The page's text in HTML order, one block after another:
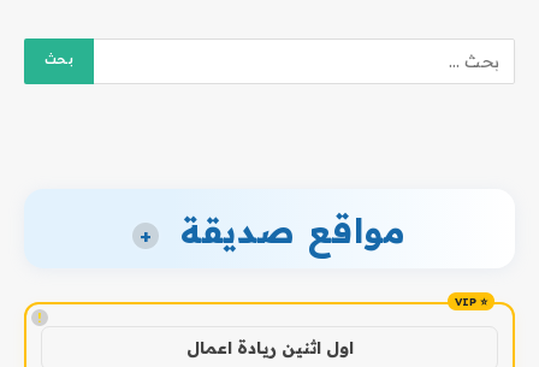
مواقع صديقة +
!
اول اثنين ريادة اعمال